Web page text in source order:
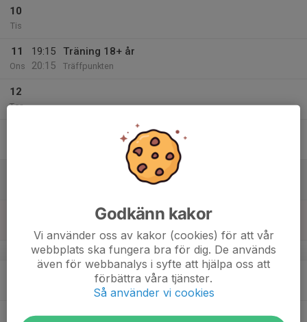
10
Tis
11
Ons
19:15
20:15
Träning 18+ år
Träffpunkten
12
Tor
v.12
Träning 18+ år
Träffpunkten
Godkänn kakor
Vi använder oss av kakor (cookies) för att vår
webbplats ska fungera bra för dig. De används
även för webbanalys i syfte att hjälpa oss att
förbättra våra tjänster.
Så använder vi cookies